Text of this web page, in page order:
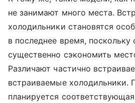
не занимают много места.
холодильники становятся
в последнее время, поскольку
существенно сэкономить
Различают частично
встраиваемые холодильники.
планируется